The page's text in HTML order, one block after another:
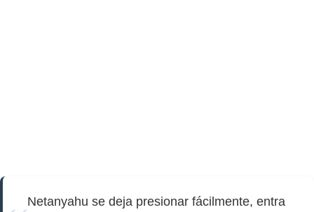
Netanyahu se deja presionar fácilmente, entra